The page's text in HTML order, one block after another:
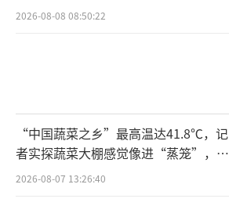
2026-08-08 08:50:22
“中国蔬菜之乡”最高温达41.8℃，记
者实探蔬菜大棚感觉像进“蒸笼”，有
村民称只能凌晨两点起来干活
2026-08-07 13:26:40